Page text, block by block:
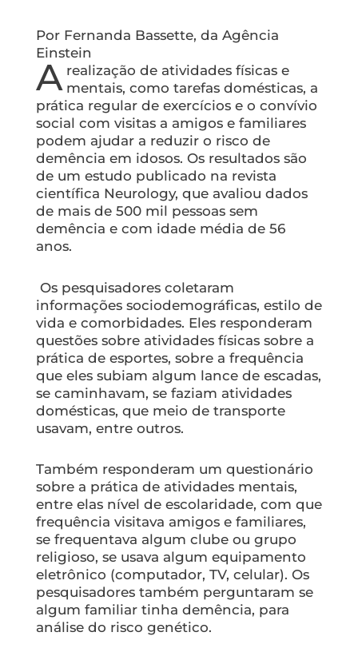
Por Fernanda Bassette, da Agência
Einstein
A realização de atividades físicas e
mentais, como tarefas domésticas, a
prática regular de exercícios e o convívio
social com visitas a amigos e familiares
podem ajudar a reduzir o risco de
demência em idosos. Os resultados são
de um estudo publicado na revista
científica Neurology, que avaliou dados
de mais de 500 mil pessoas sem
demência e com idade média de 56
anos.
Os pesquisadores coletaram
informações sociodemográficas, estilo de
vida e comorbidades. Eles responderam
questões sobre atividades físicas sobre a
prática de esportes, sobre a frequência
que eles subiam algum lance de escadas,
se caminhavam, se faziam atividades
domésticas, que meio de transporte
usavam, entre outros.
Também responderam um questionário
sobre a prática de atividades mentais,
entre elas nível de escolaridade, com que
frequência visitava amigos e familiares,
se frequentava algum clube ou grupo
religioso, se usava algum equipamento
eletrônico (computador, TV, celular). Os
pesquisadores também perguntaram se
algum familiar tinha demência, para
análise do risco genético.